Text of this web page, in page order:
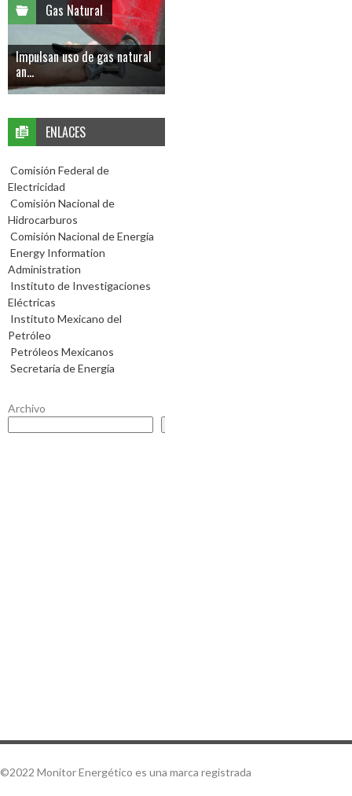
Gas Natural
Impulsan uso de gas natural
an...
ENLACES
Comisión Federal de
Electricidad
Comisión Nacional de
Hidrocarburos
Comisión Nacional de Energía
Energy Information
Administration
Instituto de Investigaciones
Eléctricas
Instituto Mexicano del
Petróleo
Petróleos Mexicanos
Secretaría de Energía
Archivo
©2022 Monitor Energético es una marca registrada